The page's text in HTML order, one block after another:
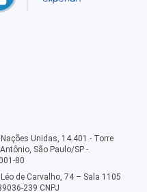
Unidas, 14.401 - Torre
São Paulo/SP -
80
de Carvalho, 74 – Sala 1105
239 CNPJ